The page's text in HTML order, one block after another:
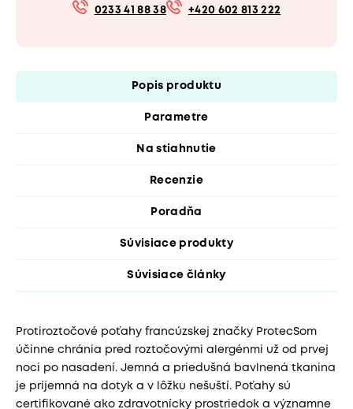
0233 41 88 38 +420 602 813 222
Popis produktu
Parametre
Na stiahnutie
Recenzie
Poradňa
Súvisiace produkty
Súvisiace články
Protiroztočové poťahy francúzskej značky ProtecSom
účinne chránia pred roztočovými alergénmi už od prvej
noci po nasadení. Jemná a priedušná bavlnená tkanina
je príjemná na dotyk a v lôžku nešuští. Poťahy sú
certifikované ako zdravotnícky prostriedok a významne